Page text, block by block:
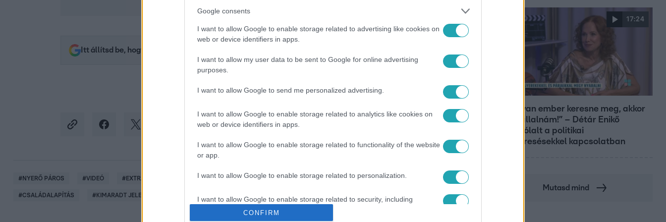
Google consents
I want to allow Google to enable storage related to advertising like cookies on
web or device identifiers in apps.
I want to allow my user data to be sent to Google for online advertising
purposes.
I want to allow Google to send me personalized advertising.
I want to allow Google to enable storage related to analytics like cookies on
web or device identifiers in apps.
I want to allow Google to enable storage related to functionality of the website
or app.
I want to allow Google to enable storage related to personalization.
I want to allow Google to enable storage related to security, including
authentication functionality and fraud prevention, and other user protection.
CONFIRM
Itt állítsd be, hogy az RTL.hu az elsők között legyen a Google-találatokban!
#NYERŐ PÁROS #VIDEÓ #EXTRA VIDEÓK CURTIS #BARNAI JUDIT #PÁRKAPCSOLAT #VALLOMÁS HÁZASSÁG
#CSALÁDALAPÍTÁS #KIMARADT JELENET
17:24
„Ha olyan ember keresne meg, akkor
sem vállalnám!” – Détár Enikő
megszólalt a politikai
megkeresésekkel kapcsolatban
Mutasd mind